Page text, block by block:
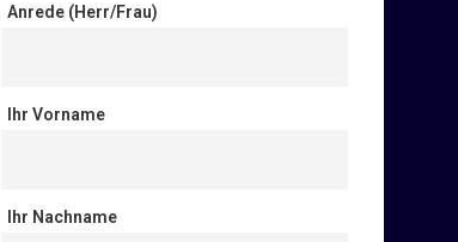
Anrede (Herr/Frau)
Ihr Vorname
Ihr Nachname